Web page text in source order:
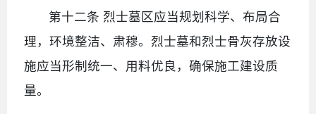
第十二条 烈士墓区应当规划科学、布局合
理，环境整洁、肃穆。烈士墓和烈士骨灰存放设
施应当形制统一、用料优良，确保施工建设质
量。